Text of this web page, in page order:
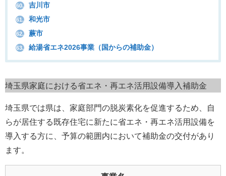
60. 吉川市
61. 和光市
62. 蕨市
63. 給湯省エネ2026事業（国からの補助金）
埼玉県家庭における省エネ・再エネ活用設備導入補助金
埼玉県では県は、家庭部門の脱炭素化を促進するため、自
らが居住する既存住宅に新たに省エネ・再エネ活用設備を
導入する方に、予算の範囲内において補助金の交付があり
ます。